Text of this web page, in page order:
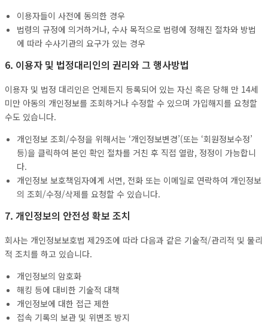
이용자들이 사전에 동의한 경우
법령의 규정에 의거하거나, 수사 목적으로 법령에 정해진 절차와 방법
에 따라 수사기관의 요구가 있는 경우
6. 이용자 및 법정대리인의 권리와 그 행사방법
이용자 및 법정 대리인은 언제든지 등록되어 있는 자신 혹은 당해 만 14세
미만 아동의 개인정보를 조회하거나 수정할 수 있으며 가입해지를 요청할
수도 있습니다.
개인정보 조회/수정을 위해서는 ‘개인정보변경’(또는 ‘회원정보수정’
등)을 클릭하여 본인 확인 절차를 거친 후 직접 열람, 정정이 가능합니
다.
개인정보 보호책임자에게 서면, 전화 또는 이메일로 연락하여 개인정보
의 조회/수정/삭제를 요청할 수 있습니다.
7. 개인정보의 안전성 확보 조치
회사는 개인정보보호법 제29조에 따라 다음과 같은 기술적/관리적 및 물리
적 조치를 하고 있습니다.
개인정보의 암호화
해킹 등에 대비한 기술적 대책
개인정보에 대한 접근 제한
접속 기록의 보관 및 위변조 방지